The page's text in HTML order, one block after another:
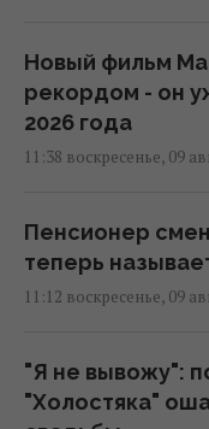
Новый фильм
рекордом - он
2026 года
11:38 воскресенье, 09
Пенсионер
теперь
11:12 воскресенье, 09
"Я не вывожу":
"Холостяка"